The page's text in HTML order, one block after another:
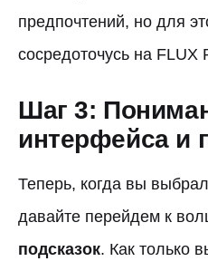
предпочтений, но для
сосредоточусь на FLUX
Шаг 3:
интерфейса и
Теперь, когда вы
давайте перейдем к
подсказок. Как только